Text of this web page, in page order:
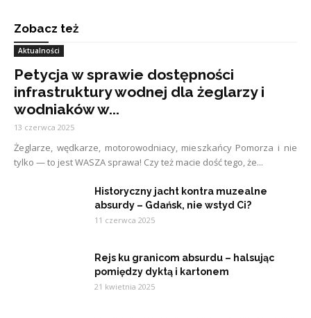
Zobacz też
Aktualności
Petycja w sprawie dostępności
infrastruktury wodnej dla żeglarzy i
wodniaków w...
13 czerwca 2025
Żeglarze, wędkarze, motorowodniacy, mieszkańcy Pomorza i nie
tylko — to jest WASZA sprawa! Czy też macie dość tego, że...
Historyczny jacht kontra muzealne
absurdy – Gdańsk, nie wstyd Ci?
11 czerwca 2025
Rejs ku granicom absurdu – halsując
pomiędzy dyktą i kartonem
21 kwietnia 2025